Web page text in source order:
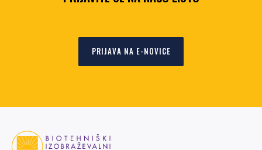
PRIJAVA NA E-NOVICE